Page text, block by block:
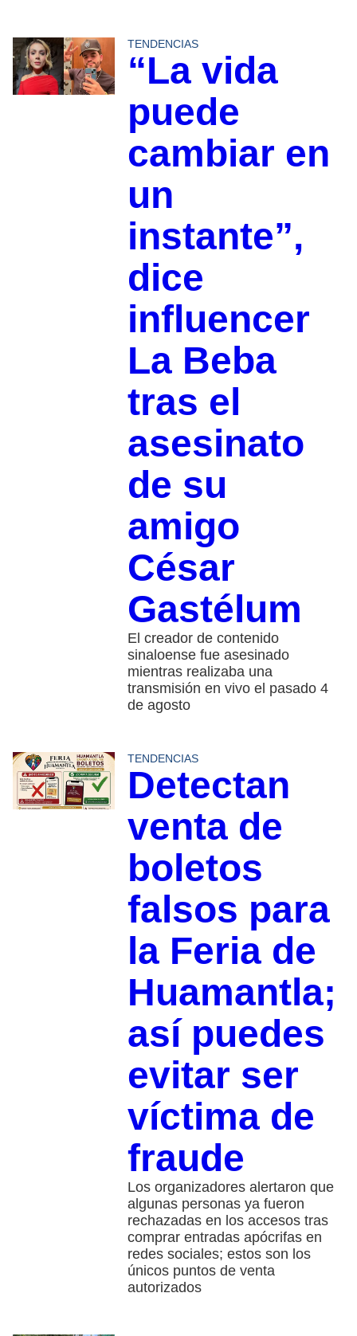
TENDENCIAS
“La vida
puede
cambiar en
un
instante”,
dice
influencer
La Beba
tras el
asesinato
de su
amigo
César
Gastélum
El creador de contenido
sinaloense fue asesinado
mientras realizaba una
transmisión en vivo el pasado 4
de agosto
TENDENCIAS
Detectan
venta de
boletos
falsos para
la Feria de
Huamantla;
así puedes
evitar ser
víctima de
fraude
Los organizadores alertaron que
algunas personas ya fueron
rechazadas en los accesos tras
comprar entradas apócrifas en
redes sociales; estos son los
únicos puntos de venta
autorizados